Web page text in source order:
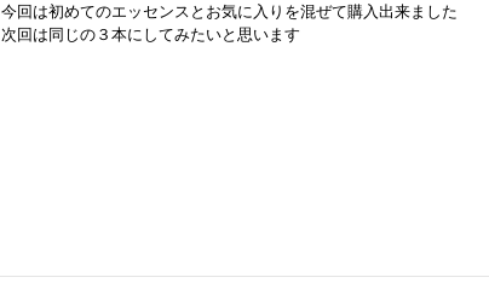
今回は初めてのエッセンスとお気に入りを混ぜて購入出来ました
次回は同じの３本にしてみたいと思います